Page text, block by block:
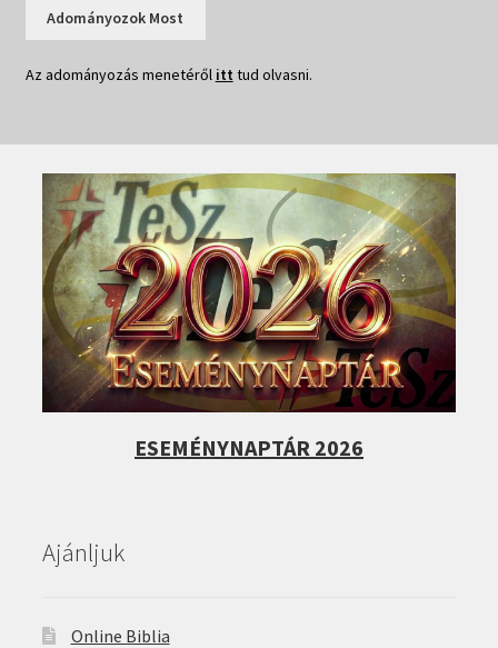
Adományozok Most
Az adományozás menetéről itt tud olvasni.
ESEMÉNYNAPTÁR 2026
Ajánljuk
Online Biblia